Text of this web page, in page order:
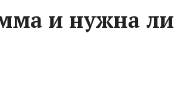
и нужна ли